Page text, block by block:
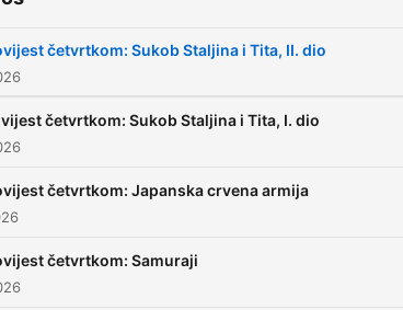
četvrtkom: Sukob Staljina i Tita, II. dio
četvrtkom: Sukob Staljina i Tita, I. dio
četvrtkom: Japanska crvena armija
četvrtkom: Samuraji